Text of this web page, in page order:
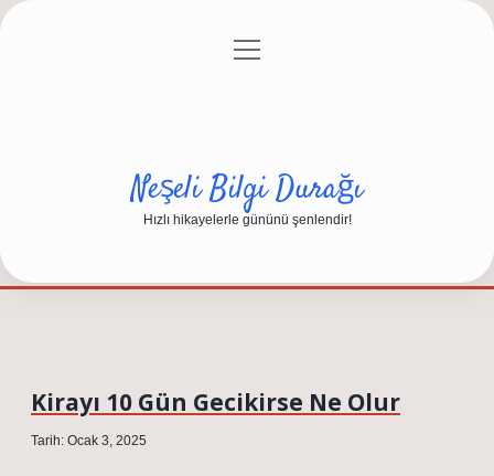
Gizlilik Politikası
menüyü
Neşeli Bilgi Durağı
Hızlı hikayelerle gününü şenlendir!
Kirayı 10 Gün Gecikirse Ne Olur
Tarih: Ocak 3, 2025